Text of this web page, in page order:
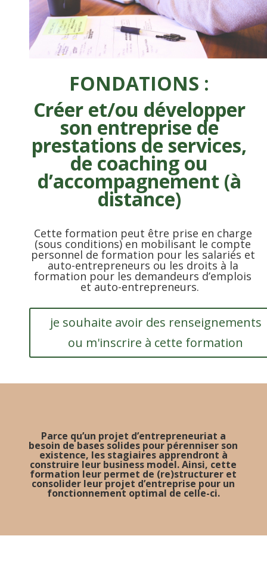
FONDATIONS :
Créer et/ou développer
son entreprise de
prestations de services,
de coaching ou
d’accompagnement (à
distance)
Cette formation peut être prise en charge
(sous conditions) en mobilisant le compte
personnel de formation pour les salariés et
auto-entrepreneurs ou les droits à la
formation pour les demandeurs d’emplois
et auto-entrepreneurs.
je souhaite avoir des renseignements
ou m'inscrire à cette formation
Parce qu’un projet d’entrepreneuriat a
besoin de bases solides pour pérenniser son
existence, les stagiaires apprendront à
construire leur business model. Ainsi, cette
formation leur permet de (re)structurer et
consolider leur projet d’entreprise pour un
fonctionnement optimal de celle-ci.